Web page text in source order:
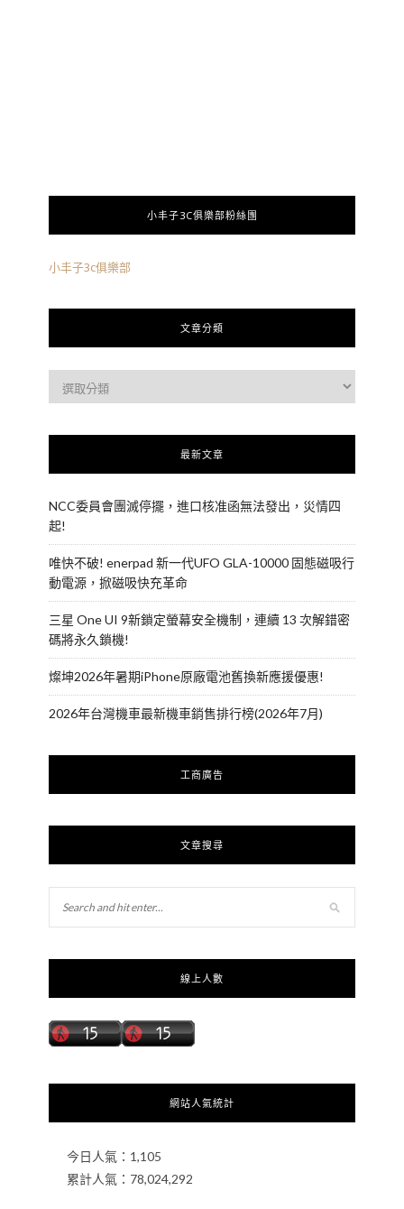
小丰子3C俱樂部粉絲團
小丰子3c俱樂部
文章分類
最新文章
NCC委員會團滅停擺，進口核准函無法發出，災情四
起!
唯快不破! enerpad 新一代UFO GLA-10000 固態磁吸行
動電源，掀磁吸快充革命
三星 One UI 9新鎖定螢幕安全機制，連續 13 次解錯密
碼將永久鎖機!
燦坤2026年暑期iPhone原廠電池舊換新應援優惠!
2026年台灣機車最新機車銷售排行榜(2026年7月)
工商廣告
文章搜尋
線上人數
網站人氣統計
今日人氣： 1,105
累計人氣： 78,024,292